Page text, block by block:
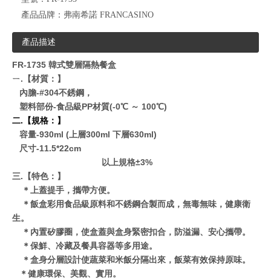
產品品牌： 弗南希諾 FRANCASINO
產品描述
FR-1735 韓式雙層隔熱餐盒
ㄧ.【材質：】
內膽-#304不銹鋼，
塑料部份-食品級PP材質(-0℃ ～ 100℃)
二.【規格：】
容量-930ml (上層300ml 下層630ml)
尺寸-11.5*22cm
以上規格±3%
三.【特色：】
＊上蓋提手，攜帶方便。
＊飯盒彩用食品級原料和不銹鋼合製而成，無毒無味，健康衛
生。
＊內置矽膠圈，使盒蓋與盒身緊密扣合，防溢漏、安心攜帶。
＊保鮮、冷藏及餐具容器等多用途。
＊盒身分層設計使蔬菜和米飯分隔出來，飯菜有效保持原味。
＊健康環保、美觀、實用。